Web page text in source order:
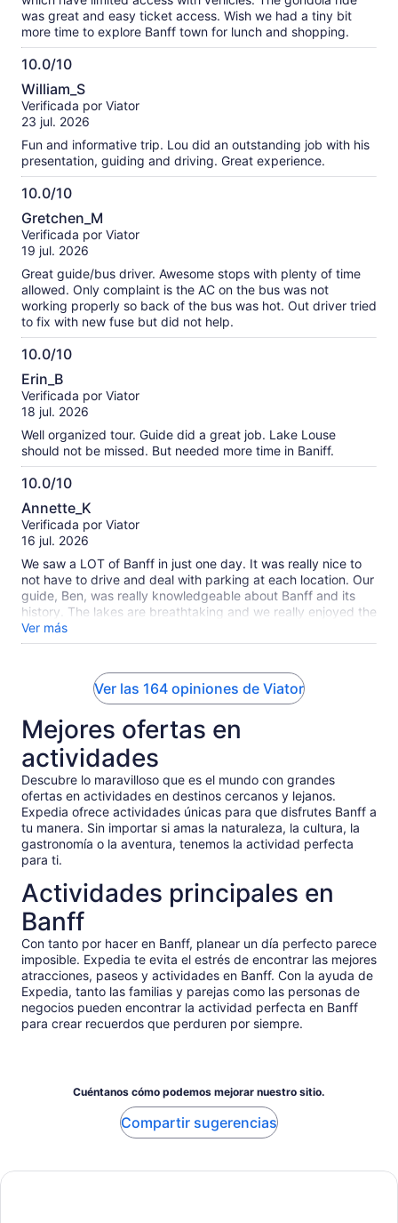
was great and easy ticket access. Wish we had a tiny bit
more time to explore Banff town for lunch and shopping.
10.0/10
10.0
de
10
William_S
Verificada por Viator
23 jul. 2026
Fun and informative trip. Lou did an outstanding job with his
presentation, guiding and driving. Great experience.
10.0/10
10.0
de
10
Gretchen_M
Verificada por Viator
19 jul. 2026
Great guide/bus driver. Awesome stops with plenty of time
allowed. Only complaint is the AC on the bus was not
working properly so back of the bus was hot. Out driver tried
to fix with new fuse but did not help.
10.0/10
10.0
de
10
Erin_B
Verificada por Viator
18 jul. 2026
Well organized tour. Guide did a great job. Lake Louse
should not be missed. But needed more time in Baniff.
10.0/10
10.0
de
10
Annette_K
Verificada por Viator
16 jul. 2026
We saw a LOT of Banff in just one day. It was really nice to
not have to drive and deal with parking at each location. Our
guide, Ben, was really knowledgeable about Banff and its
history. The lakes are breathtaking and we really enjoyed the
view from the top of Sulphur Mountain.
Ver más
Ver las 164 opiniones de Viator
Mejores ofertas en
actividades
Descubre lo maravilloso que es el mundo con grandes
ofertas en actividades en destinos cercanos y lejanos.
Expedia ofrece actividades únicas para que disfrutes Banff a
tu manera. Sin importar si amas la naturaleza, la cultura, la
gastronomía o la aventura, tenemos la actividad perfecta
para ti.
Actividades principales en
Banff
Con tanto por hacer en Banff, planear un día perfecto parece
imposible. Expedia te evita el estrés de encontrar las mejores
atracciones, paseos y actividades en Banff. Con la ayuda de
Expedia, tanto las familias y parejas como las personas de
negocios pueden encontrar la actividad perfecta en Banff
para crear recuerdos que perduren por siempre.
Cuéntanos cómo podemos mejorar nuestro sitio.
Compartir sugerencias